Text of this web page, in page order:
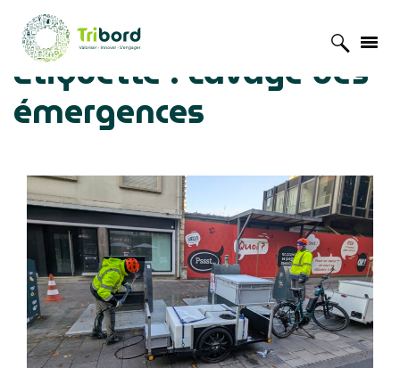
Accueil»
Étiquette : Lavage des
émergences